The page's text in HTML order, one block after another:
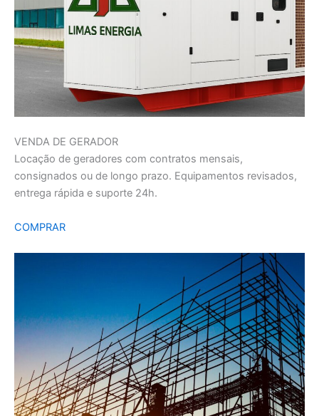
VENDA DE GERADOR
Locação de geradores com contratos mensais,
consignados ou de longo prazo. Equipamentos revisados,
entrega rápida e suporte 24h.
COMPRAR